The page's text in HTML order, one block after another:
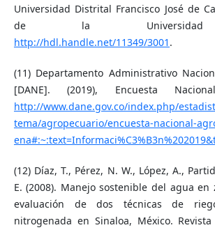
Universidad Distrital Francisco José de
de la Universidad
http://hdl.handle.net/11349/3001 .
(11) Departamento Administrativo
[DANE]. (2019), Encuesta
http://www.dane.gov.co/index.php/
tema/agropecuario/encuesta-nacional-
(12) Díaz, T., Pérez, N. W., López, A.,
E. (2008). Manejo sostenible del agua en
evaluación de dos técnicas de
nitrogenada en Sinaloa, México.